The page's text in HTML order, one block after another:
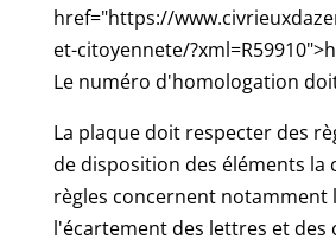
href="https://
et-citoyennete/
Le numéro d'homologation
La plaque doit respecter des
de disposition des éléments la
règles concernent notamment
l'écartement des lettres et des